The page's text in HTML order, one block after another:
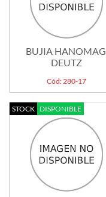
BUJIA HANOMAG,
DEUTZ
Cód: 280-17
STOCK DISPONIBLE